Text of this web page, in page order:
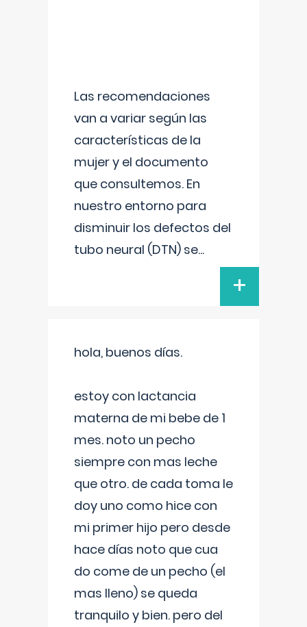
Las recomendaciones
van a variar según las
características de la
mujer y el documento
que consultemos. En
nuestro entorno para
disminuir los defectos del
tubo neural (DTN) se...
+
hola, buenos días.
estoy con lactancia
materna de mi bebe de 1
mes. noto un pecho
siempre con mas leche
que otro. de cada toma le
doy uno como hice con
mi primer hijo pero desde
hace días noto que cua
do come de un pecho (el
mas lleno) se queda
tranquilo y bien. pero del